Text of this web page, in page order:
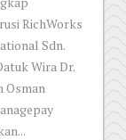
RichWorks
Sdn.
Wira Dr.
Osman